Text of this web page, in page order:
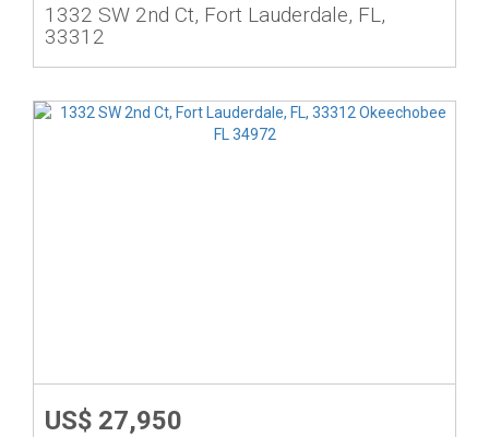
1332 SW 2nd Ct, Fort Lauderdale, FL,
33312
US$ 27,950